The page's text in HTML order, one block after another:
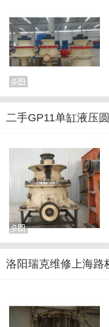
二手GP11单缸液压
洛阳瑞克维修上海路